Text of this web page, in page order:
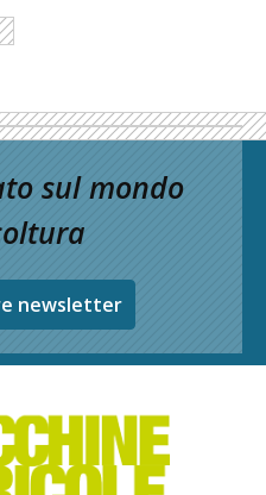
sul mondo
newsletter